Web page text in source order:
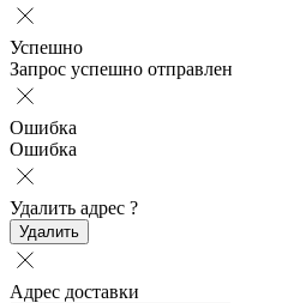
Успешно
Запрос успешно отправлен
Ошибка
Ошибка
Удалить адрес ?
Удалить
Адрес доставки